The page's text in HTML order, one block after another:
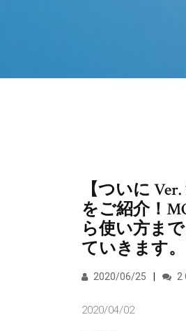
【ついに
をご紹介！
ら使い方ま
ていきます。
2020/06/25 2
2020/04/02